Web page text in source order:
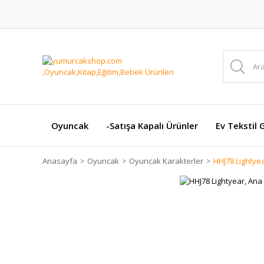
Oyuncak -Satışa Kapalı Ürünler Ev Tekstil
Anasayfa Oyuncak Oyuncak Karakterler HHJ78